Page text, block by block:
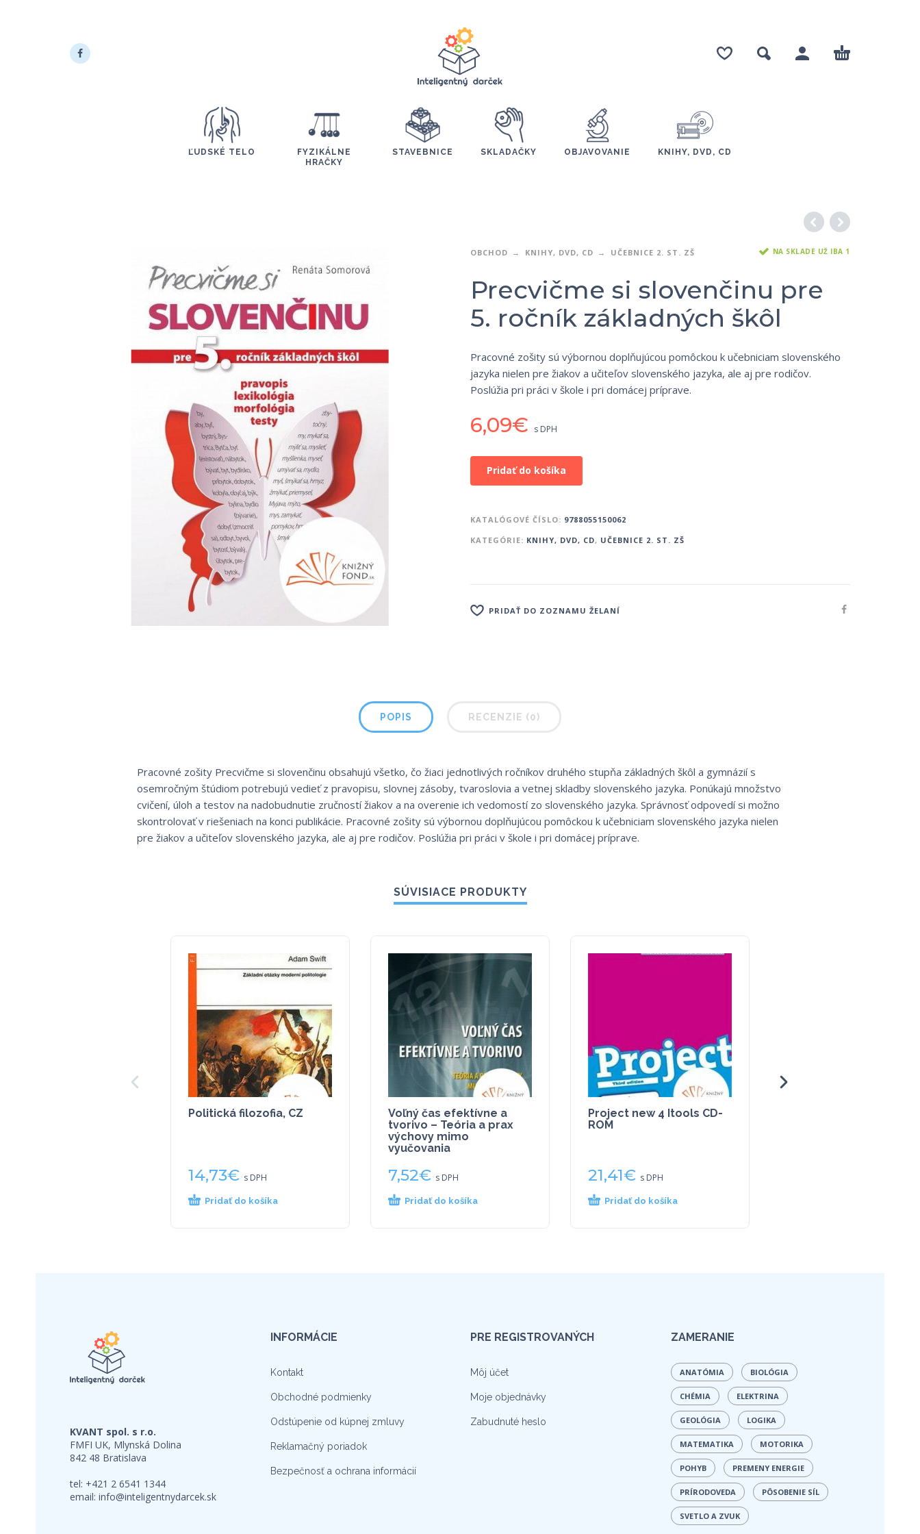
ĽUDSKÉ TELO
FYZIKÁLNE
HRAČKY
STAVEBNICE SKLADAČKY OBJAVOVANIE KNIHY, DVD, CD
OBCHOD KNIHY, DVD, CD UČEBNICE 2. ST. ZŠ NA SKLADE UŽ IBA 1
Precvičme si slovenčinu pre
5. ročník základných škôl
Pracovné zošity sú výbornou doplňujúcou pomôckou k učebniciam slovenského
jazyka nielen pre žiakov a učiteľov slovenského jazyka, ale aj pre rodičov.
Poslúžia pri práci v škole i pri domácej príprave.
6,09€ s DPH
Pridať do košíka
KATALÓGOVÉ ČÍSLO: 9788055150062
KATEGÓRIE: KNIHY, DVD, CD, UČEBNICE 2. ST. ZŠ
PRIDAŤ DO ZOZNAMU ŽELANÍ
POPIS RECENZIE (0)
Pracovné zošity Precvičme si slovenčinu obsahujú všetko, čo žiaci jednotlivých ročníkov druhého stupňa základných škôl a gymnázií s
osemročným štúdiom potrebujú vedieť z pravopisu, slovnej zásoby, tvaroslovia a vetnej skladby slovenského jazyka. Ponúkajú množstvo
cvičení, úloh a testov na nadobudnutie zručností žiakov a na overenie ich vedomostí zo slovenského jazyka. Správnosť odpovedí si možno
skontrolovať v riešeniach na konci publikácie. Pracovné zošity sú výbornou doplňujúcou pomôckou k učebniciam slovenského jazyka nielen
pre žiakov a učiteľov slovenského jazyka, ale aj pre rodičov. Poslúžia pri práci v škole i pri domácej príprave.
SÚVISIACE PRODUKTY
Politická filozofia, CZ
14,73€ s DPH
Pridať do košíka
Voľný čas efektívne a
tvorivo – Teória a prax
výchovy mimo
vyučovania
7,52€ s DPH
Pridať do košíka
Project new 4 Itools CD-
ROM
21,41€ s DPH
Pridať do košíka
KVANT spol. s r.o.
FMFI UK, Mlynská Dolina
842 48 Bratislava
tel: +421 2 6541 1344
email: info@inteligentnydarcek.sk
INFORMÁCIE
Kontakt
Obchodné podmienky
Odstúpenie od kúpnej zmluvy
Reklamačný poriadok
Bezpečnosť a ochrana informácií
PRE REGISTROVANÝCH
Môj účet
Moje objednávky
Zabudnuté heslo
ZAMERANIE
ANATÓMIA BIOLÓGIA
CHÉMIA ELEKTRINA
GEOLÓGIA LOGIKA
MATEMATIKA MOTORIKA
POHYB PREMENY ENERGIE
PRÍRODOVEDA PÔSOBENIE SÍL
SVETLO A ZVUK